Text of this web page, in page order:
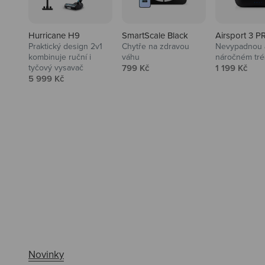
Hurricane H9
Praktický design 2v1
kombinuje ruční i
tyčový vysavač
Prodejní cena
5 999 Kč
SmartScale Black
Chytře na zdravou
váhu
Prodejní cena
799 Kč
Airsport 3
Nevypadnou
náročném
Prodejní cena
1 199 Kč